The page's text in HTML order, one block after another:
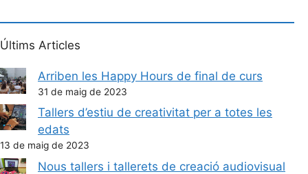
Últims Articles
Arriben les Happy Hours de final de curs
31 de maig de 2023
Tallers d’estiu de creativitat per a totes les
edats
13 de maig de 2023
Nous tallers i tallerets de creació audiovisual